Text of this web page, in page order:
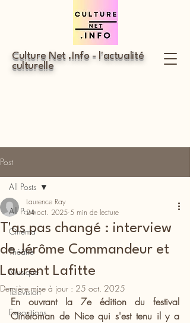
Culture Net .Info - l'actualité
culturelle
Post
All Posts
Cinéma
Théâtre
Musique
Télévision
Expositions
All Posts
T'as pas changé : interview
de Jérôme Commandeur et
Laurent Lafitte
Laurence Ray
24 oct. 2025 5 min de lecture
Dernière mise à jour : 25 oct. 2025
En ouvrant la 7e édition du festival
Cinéroman de Nice qui s'est tenu il y a